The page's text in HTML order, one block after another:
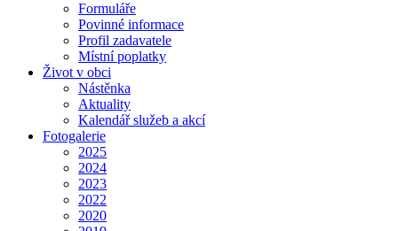
Formuláře
Povinné informace
Profil zadavatele
Místní poplatky
Život v obci
Nástěnka
Aktuality
Kalendář služeb a akcí
Fotogalerie
2025
2024
2023
2022
2020